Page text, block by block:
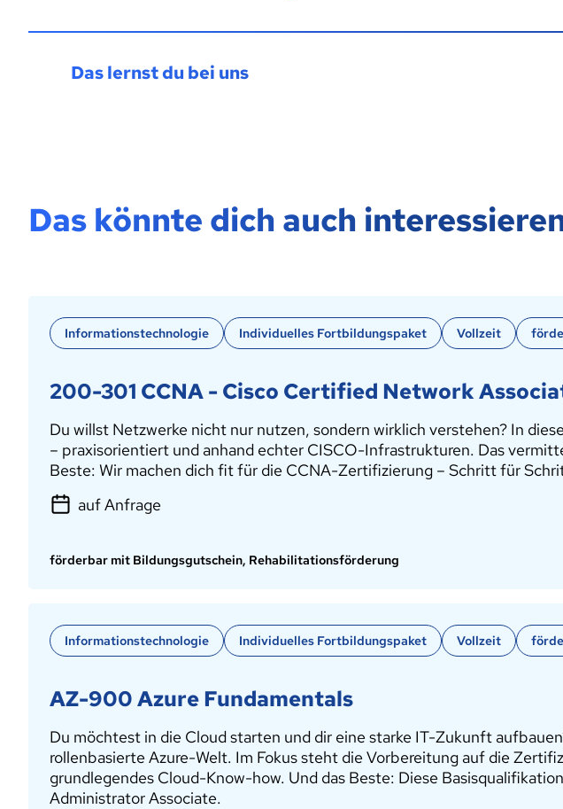
Das lernst du bei uns
Das könnte dich auch
Informationstechnologie Individuelles Fortbildungspaket Vollzeit
200-301 CCNA - Cisco Certified Network
Du willst Netzwerke nicht nur nutzen, sondern wirklich verstehen? In
– praxisorientiert und anhand echter CISCO-Infrastrukturen. Das
Beste: Wir machen dich fit für die CCNA-Zertifizierung – Schritt für
auf Anfrage
förderbar mit Bildungsgutschein, Rehabilitationsförderung
Informationstechnologie Individuelles Fortbildungspaket Vollzeit
AZ-900 Azure Fundamentals
Du möchtest in die Cloud starten und dir eine starke IT-Zukunft
rollenbasierte Azure-Welt. Im Fokus steht die Vorbereitung auf die
grundlegendes Cloud-Know-how. Und das Beste: Diese
Administrator Associate.